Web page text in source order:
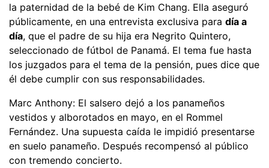
la paternidad de la bebé de Kim Chang. Ella aseguró
públicamente, en una entrevista exclusiva para día a
día, que el padre de su hija era Negrito Quintero,
seleccionado de fútbol de Panamá. El tema fue hasta
los juzgados para el tema de la pensión, pues dice que
él debe cumplir con sus responsabilidades.
Marc Anthony: El salsero dejó a los panameños
vestidos y alborotados en mayo, en el Rommel
Fernández. Una supuesta caída le impidió presentarse
en suelo panameño. Después recompensó al público
con tremendo concierto.